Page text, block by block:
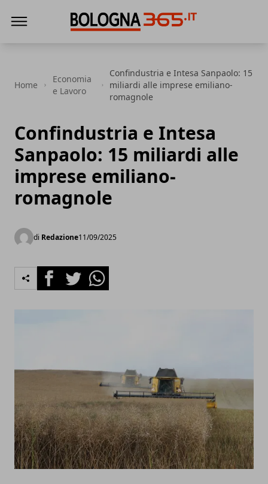
Home
Economia
e Lavoro
Confindustria e Intesa Sanpaolo: 15
miliardi alle imprese emiliano-
romagnole
Confindustria e Intesa
Sanpaolo: 15 miliardi alle
imprese emiliano-
romagnole
di Redazione11/09/2025
FacebookTwitterWhatsapp